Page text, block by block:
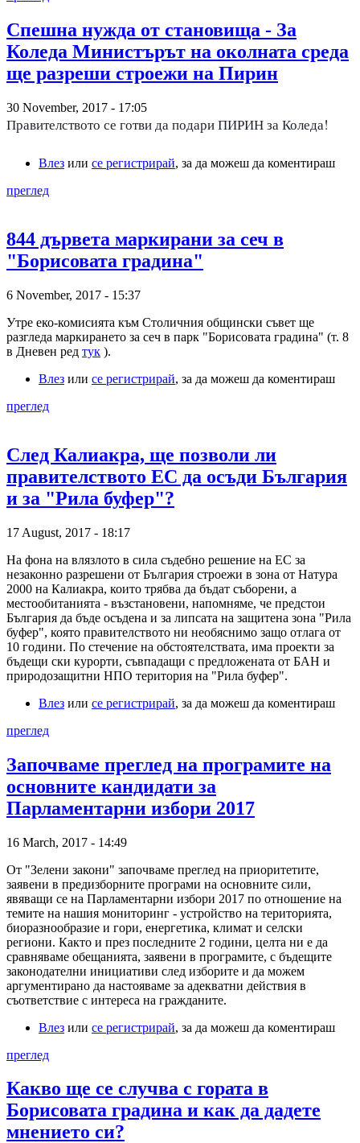
Спешна нужда от становища - За
Коледа Министърът на околната среда
ще разреши строежи на Пирин
30 November, 2017 - 17:05
Правителството се готви да подари ПИРИН за Коледа!
Влез или се регистрирай, за да можеш да коментираш
преглед
844 дървета маркирани за сеч в
"Борисовата градина"
6 November, 2017 - 15:37
Утре еко-комисията към Столичния общински съвет ще
разгледа маркирането за сеч в парк "Борисовата градина" (т. 8
в Дневен ред тук ).
Влез или се регистрирай, за да можеш да коментираш
преглед
След Калиакра, ще позволи ли
правителството ЕС да осъди България
и за "Рила буфер"?
17 August, 2017 - 18:17
На фона на влязлото в сила съдебно решение на ЕС за
незаконно разрешени от България строежи в зона от Натура
2000 на Калиакра, които трябва да бъдат съборени, а
местообитанията - възстановени, напомняме, че предстои
България да бъде осъдена и за липсата на защитена зона "Рила
буфер", която правителството ни необяснимо защо отлага от
10 години. По стечение на обстоятелствата, има проекти за
бъдещи ски курорти, съвпадащи с предложената от БАН и
природозащитни НПО територия на "Рила буфер".
Влез или се регистрирай, за да можеш да коментираш
преглед
Започваме преглед на програмите на
основните кандидати за
Парламентарни избори 2017
16 March, 2017 - 14:49
От "Зелени закони" започваме преглед на приоритетите,
заявени в предизборните програми на основните сили,
явяващи се на Парламентарни избори 2017 по отношение на
темите на нашия мониторинг - устройство на територията,
биоразнообразие и гори, енергетика, климат и селски
региони. Както и през последните 2 години, целта ни е да
сравняваме обещанията, заявени в програмите, с бъдещите
законодателни инициативи след изборите и да можем
аргументирано да настояваме за адекватни действия в
съответствие с интереса на гражданите.
Влез или се регистрирай, за да можеш да коментираш
преглед
Какво ще се случва с гората в
Борисовата градина и как да дадете
мнението си?